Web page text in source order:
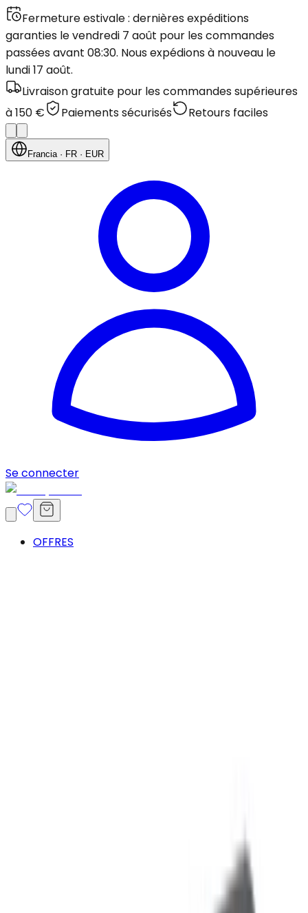
Fermeture estivale : dernières expéditions
garanties le vendredi 7 août pour les commandes
passées avant 08:30. Nous expédions à nouveau le
lundi 17 août.
Livraison gratuite pour les commandes supérieures
à 150 €
Paiements sécurisés Retours faciles
Francia· FR · EUR
Se connecter
OFFRES